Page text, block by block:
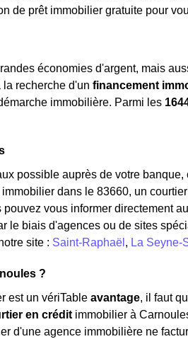
de prêt immobilier gratuite pour
économies d'argent, mais
recherche d'un financement
immobilière. Parmi les
possible auprès de votre banque,
dans le 83660, un
vous informer directement
le biais d'agences ou de sites
site : Saint-Raphaël , La Seyne-
?
est un vériTable avantage, il faut
en crédit immobilier à
d'une agence immobilière ne